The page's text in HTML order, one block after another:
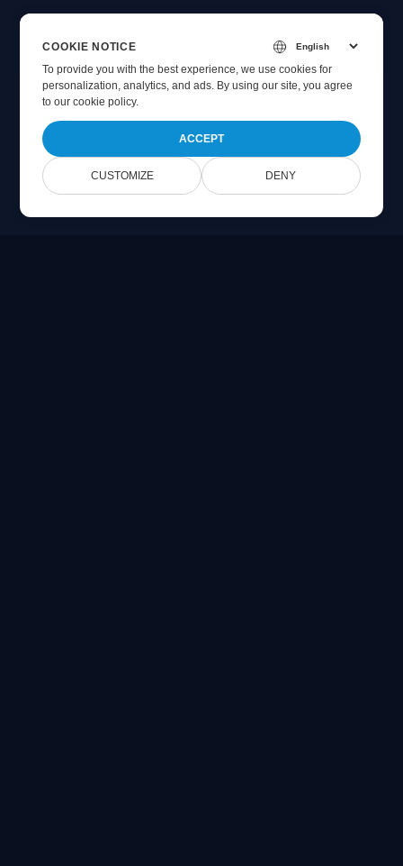
COOKIE NOTICE
To provide you with the best experience, we use cookies for
personalization, analytics, and ads. By using our site, you agree
toour cookie policy.
ACCEPT
CUSTOMIZE DENY